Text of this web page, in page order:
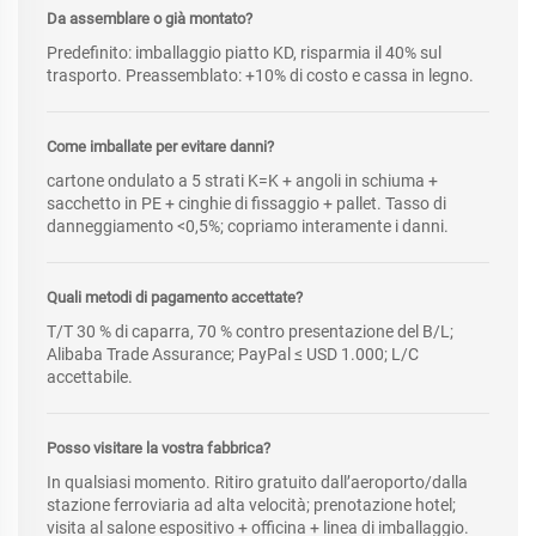
Da assemblare o già montato?
Predefinito: imballaggio piatto KD, risparmia il 40% sul
trasporto. Preassemblato: +10% di costo e cassa in legno.
Come imballate per evitare danni?
cartone ondulato a 5 strati K=K + angoli in schiuma +
sacchetto in PE + cinghie di fissaggio + pallet. Tasso di
danneggiamento <0,5%; copriamo interamente i danni.
Quali metodi di pagamento accettate?
T/T 30 % di caparra, 70 % contro presentazione del B/L;
Alibaba Trade Assurance; PayPal ≤ USD 1.000; L/C
accettabile.
Posso visitare la vostra fabbrica?
In qualsiasi momento. Ritiro gratuito dall’aeroporto/dalla
stazione ferroviaria ad alta velocità; prenotazione hotel;
visita al salone espositivo + officina + linea di imballaggio.